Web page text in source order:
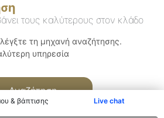
& βάπτισης Live chat
τους καλύτερους στον κλάδο
τη μηχανή αναζήτησης.
υπηρεσία
Αναζήτηση